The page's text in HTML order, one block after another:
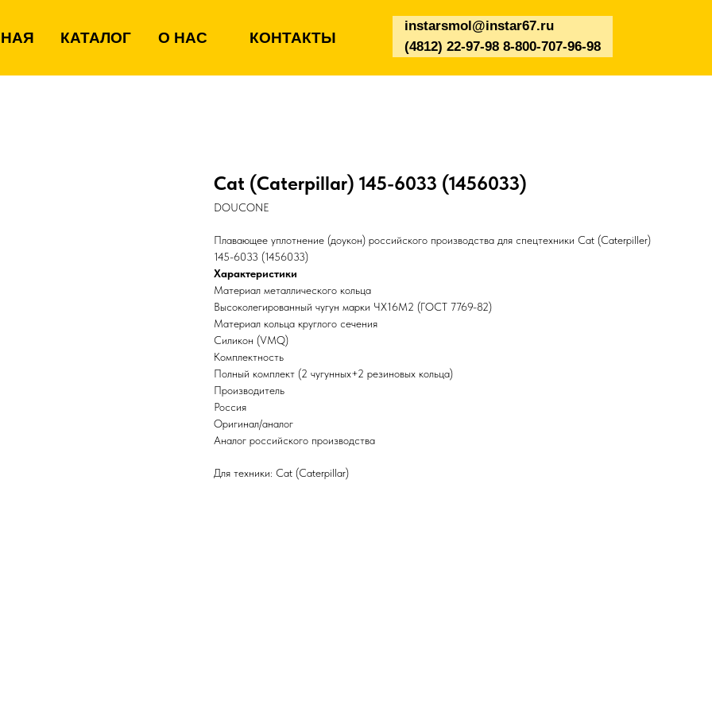
КАТАЛОГ О НАС КОНТАКТЫ
(4812) 22-97-98 8-800-707-96-98
instarsmol@instar67.ru
Cat (Caterpillar) 145-6033 (1456033)
DOUCONE
Плавающее уплотнение (доукон) российского производства для спецтехники Cat (Caterpiller)
145-6033 (1456033)
Характеристики
Материал металлического кольца
Высоколегированный чугун марки ЧХ16М2 (ГОСТ 7769-82)
Материал кольца круглого сечения
Силикон (VMQ)
Комплектность
Полный комплект (2 чугунных+2 резиновых кольца)
Производитель
Россия
Оригинал/аналог
Аналог российского производства
Для техники: Cat (Caterpillar)